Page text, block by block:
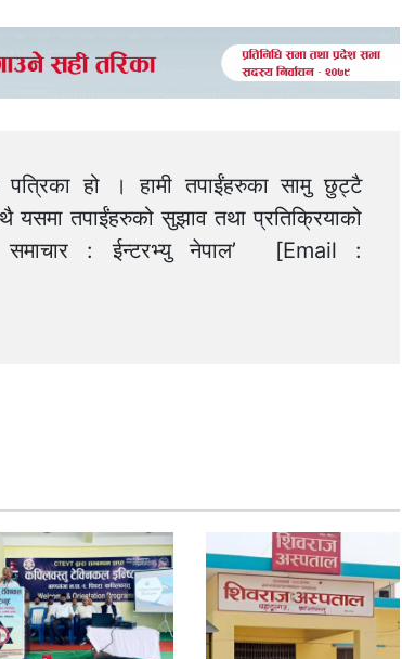
पत्रिका हो । हामी तपाईंहरुका सामु छुट्टै
यसमा तपाईंहरुको सुझाव तथा प्रतिक्रियाको
समाचार : ईन्टरभ्यु नेपाल’ [Email :